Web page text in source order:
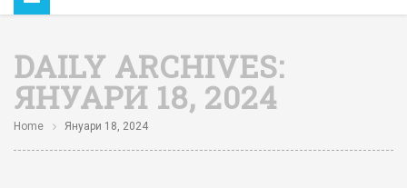
DAILY ARCHIVES:
ЯНУАРИ 18, 2024
Home Януари 18, 2024